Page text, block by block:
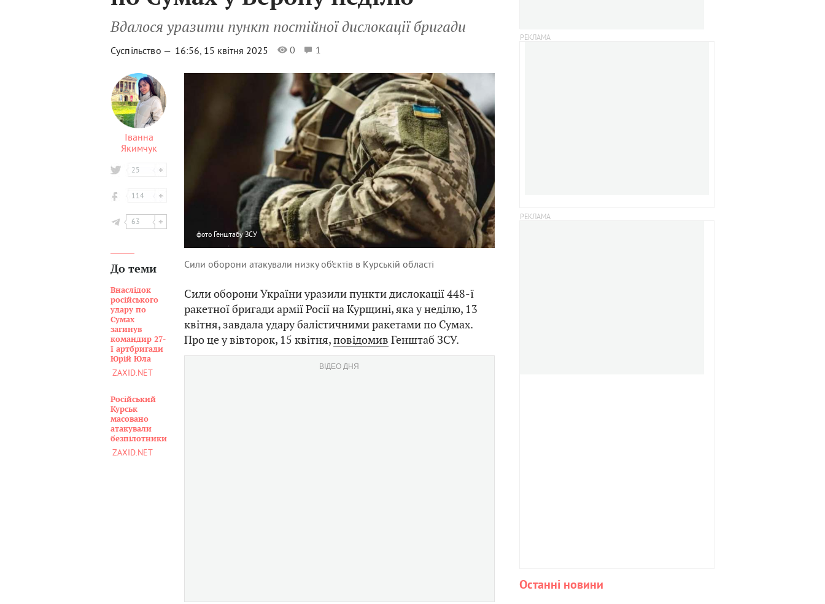
Вдалося уразити пункт постійної дислокації бригади
Суспільство — 16:56, 15 квітня 2025 0 1
Іванна
Якимчук
25
114
63
До теми
Внаслідок
російського
удару по
Сумах
загинув
командир 27-
ї артбригади
Юрій Юла
ZAXID.NET
Російський
Курськ
масовано
атакували
безпілотники
ZAXID.NET
фото Генштабу ЗСУ
Сили оборони атакували низку об’єктів в Курській області
Сили оборони України уразили пункти дислокації 448-ї
ракетної бригади армії Росії на Курщині, яка у неділю, 13
квітня, завдала удару балістичними ракетами по Сумах.
Про це у вівторок, 15 квітня,повідомив Генштаб ЗСУ.
ВІДЕО ДНЯ
Останні новини